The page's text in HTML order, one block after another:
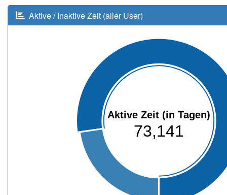
Aktive / Inaktive Zeit (aller User)
Aktive Zeit (in Tagen)
73,141